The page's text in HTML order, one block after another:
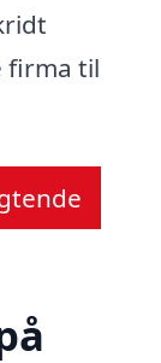
firma til